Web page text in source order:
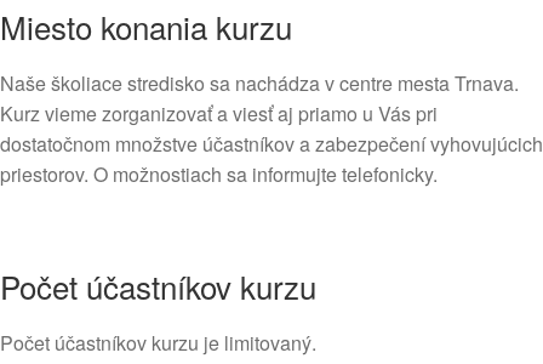
Miesto konania kurzu
Naše školiace stredisko sa nachádza v centre mesta Trnava.
Kurz vieme zorganizovať a viesť aj priamo u Vás pri
dostatočnom množstve účastníkov a zabezpečení vyhovujúcich
priestorov. O možnostiach sa informujte telefonicky.
Počet účastníkov kurzu
Počet účastníkov kurzu je limitovaný.